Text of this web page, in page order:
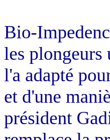
Bio-
les plongeurs
l'a adapté
et d'une
président